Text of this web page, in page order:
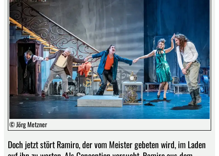
© Jörg Metzner
Doch jetzt stört Ramiro, der vom Meister gebeten wird, im Laden